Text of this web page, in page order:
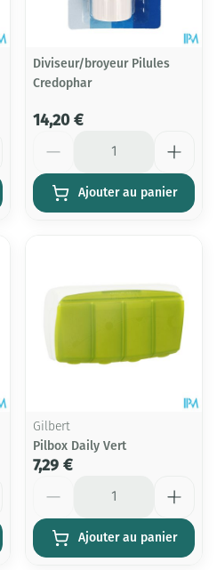
Diviseur/broyeur Pilules
Credophar
14,20 €
Ajouter au panier
Gilbert
Pilbox Daily Vert
7,29 €
Ajouter au panier